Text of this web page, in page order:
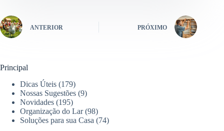
ANTERIOR PRÓXIMO
Principal
Dicas Úteis (179)
Nossas Sugestões (9)
Novidades (195)
Organização do Lar(98)
Soluções para sua Casa (74)